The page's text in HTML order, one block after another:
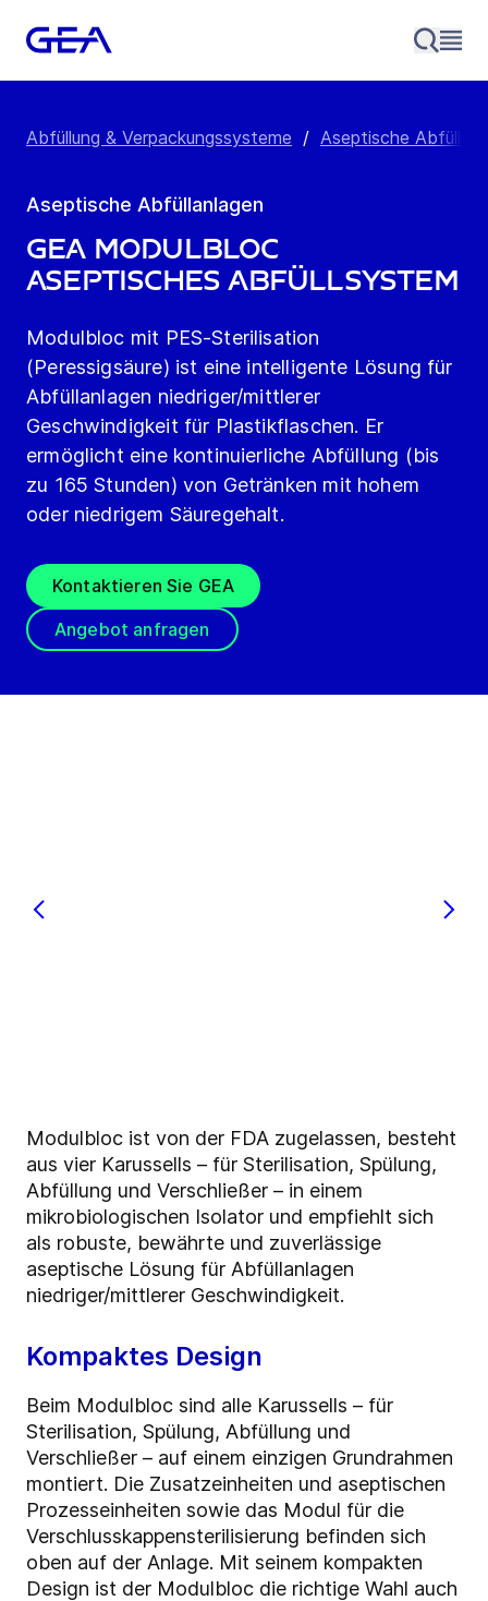
Abfüllung & Verpackungssysteme / Aseptische
Aseptische Abfüllanlagen
GEA Modulbloc
aseptisches Abfüllsystem
Modulbloc mit PES-Sterilisation
(Peressigsäure) ist eine intelligente Lösung für
Abfüllanlagen niedriger/mittlerer
Geschwindigkeit für Plastikflaschen. Er
ermöglicht eine kontinuierliche Abfüllung (bis
zu 165 Stunden) von Getränken mit hohem
oder niedrigem Säuregehalt.
Kontaktieren Sie GEA
Angebot anfragen
Modulbloc ist von der FDA zugelassen, besteht
aus vier Karussells – für Sterilisation, Spülung,
Abfüllung und Verschließer – in einem
mikrobiologischen Isolator und empfiehlt sich
als robuste, bewährte und zuverlässige
aseptische Lösung für Abfüllanlagen
niedriger/mittlerer Geschwindigkeit.
Kompaktes Design
Beim Modulbloc sind alle Karussells – für
Sterilisation, Spülung, Abfüllung und
Verschließer – auf einem einzigen Grundrahmen
montiert. Die Zusatzeinheiten und aseptischen
Prozesseinheiten sowie das Modul für die
Verschlusskappensterilisierung befinden sich
oben auf der Anlage. Mit seinem kompakten
Design ist der Modulbloc die richtige Wahl auch